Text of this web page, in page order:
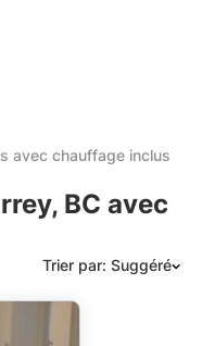
avec chauffage inclus
BC avec
Trier par: Suggéré